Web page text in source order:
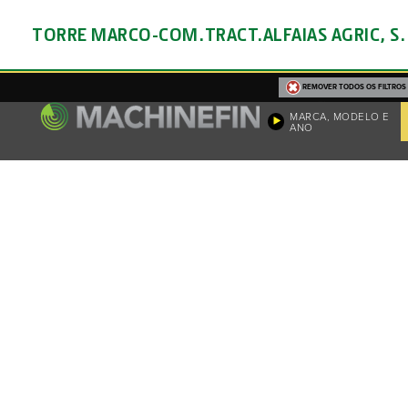
TORRE MARCO-COM.TRACT.ALFAIAS AGRIC,
REMOVER TODOS OS FILTROS
MARCA, MODELO E
ANO